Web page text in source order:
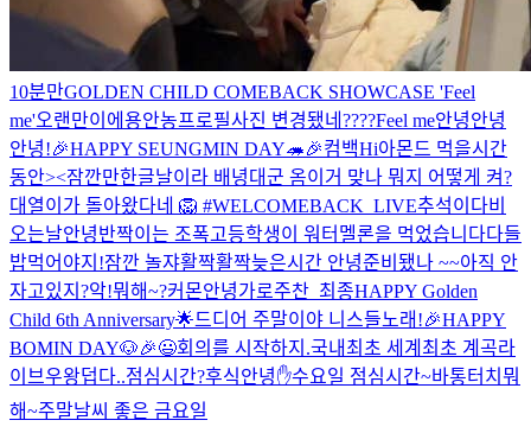
10분만GOLDEN CHILD COMEBACK SHOWCASE 'Feel
me'오랜만이에용안농프로필사진 변경됐네????Feel me안녕안녕
안녕!🎉HAPPY SEUNGMIN DAY🦔🎉컴백Hi아몬드 먹을시간
동안><잠깐만한글날이라 배녕대군 옴이거 맞나 뭐지 어떻게 켜?
대열이가 돌아왔다네 🦁 #WELCOMEBACK_LIVE추석이다비
오는날안녕반짝이는 조폭고등학생이 워터멜론을 먹었습니다다들
밥먹어야지!잠깐 놀쟈활짝활짝늦은시간 안녕준비됐나 ~~아직 안
자고있지?악!뭐해~?커몬안녕가로주찬_최종HAPPY Golden
Child 6th Anniversary🌟드디어 주말이야 니스들노래!🎉HAPPY
BOMIN DAY🐶🎉😃회의를 시작하지.국내최초 세계최초 계곡라
이브우왕덥다..점심시간?후식안녕✋수요일 점심시간~바통터치 뭐
해~주말날씨 좋은 금요일